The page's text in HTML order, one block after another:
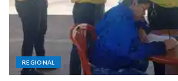
REGIONAL